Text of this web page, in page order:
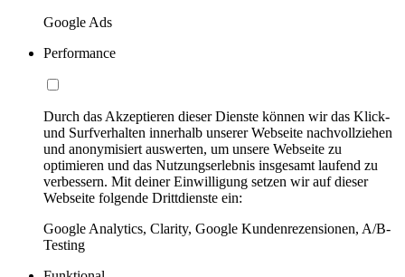
Google Ads
Performance
Durch das Akzeptieren dieser Dienste können wir das Klick-
und Surfverhalten innerhalb unserer Webseite nachvollziehen
und anonymisiert auswerten, um unsere Webseite zu
optimieren und das Nutzungserlebnis insgesamt laufend zu
verbessern. Mit deiner Einwilligung setzen wir auf dieser
Webseite folgende Drittdienste ein:
Google Analytics, Clarity, Google Kundenrezensionen, A/B-
Testing